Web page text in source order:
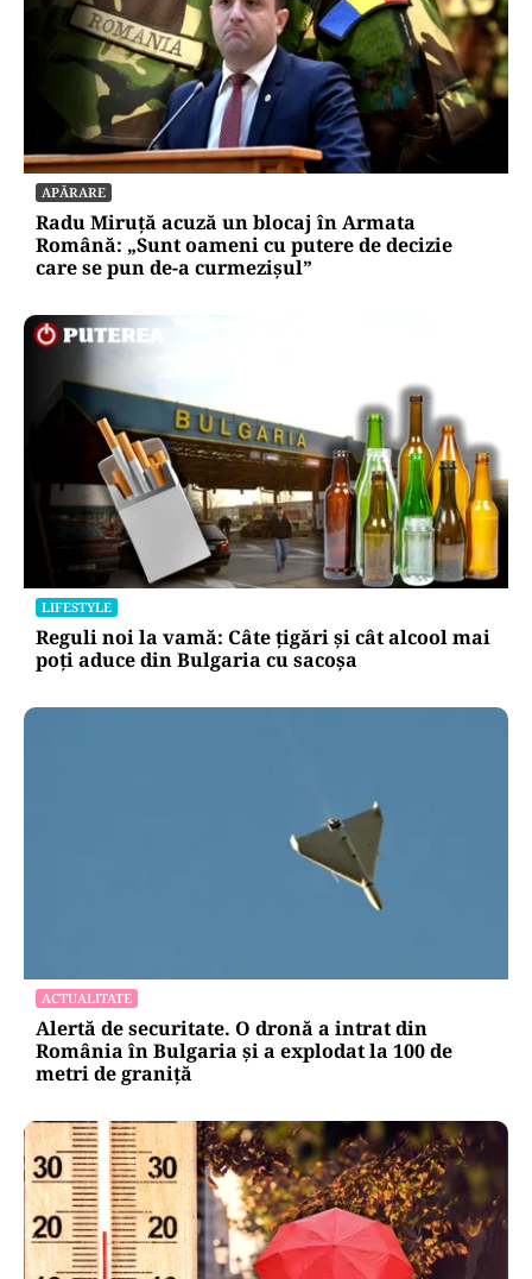
APĂRARE
Radu Miruță acuză un blocaj în Armata
Română: „Sunt oameni cu putere de decizie
care se pun de-a curmezișul”
LIFESTYLE
Reguli noi la vamă: Câte țigări și cât alcool mai
poți aduce din Bulgaria cu sacoșa
ACTUALITATE
Alertă de securitate. O dronă a intrat din
România în Bulgaria şi a explodat la 100 de
metri de graniţă